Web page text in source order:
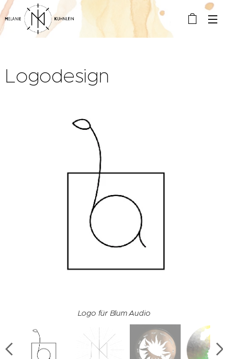
Logodesign
Logo für Blum Audio
Logo von Mellius Kuhn
Personalisiertes Logo für ein Hochzeitsgeschenk
Logo für die App "Gefühlskompass"
Logo von mk-kunst